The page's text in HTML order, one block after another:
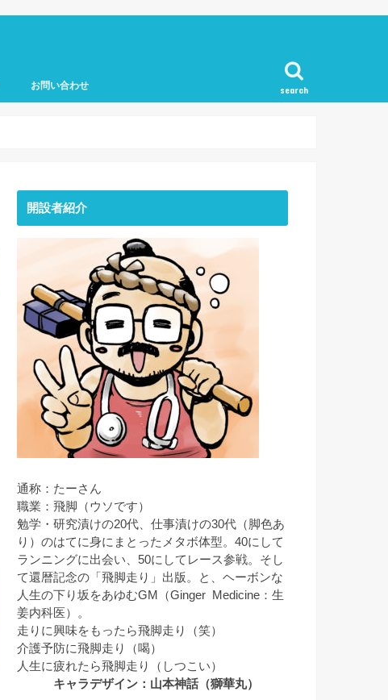
search
お問い合わせ
開設者紹介
通称：たーさん
職業：飛脚（ウソです）
勉学・研究漬けの20代、仕事漬けの30代（脚色あ
り）のはてに身にまとったメタボ体型。40にして
ランニングに出会い、50にしてレース参戦。そし
て還暦記念の「飛脚走り」出版。と、ヘーボンな
人生の下り坂をあゆむGM（Ginger Medicine：生
姜内科医）。
走りに興味をもったら飛脚走り（笑）
介護予防に飛脚走り（喝）
人生に疲れたら飛脚走り（しつこい）
キャラデザイン：山本神話（獅華丸）